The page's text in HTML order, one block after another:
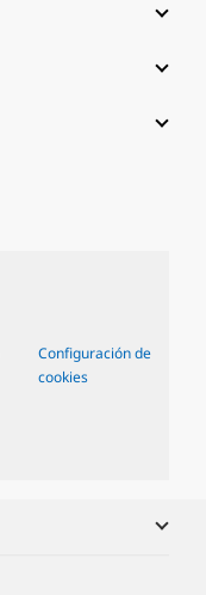
Configuración de
cookies